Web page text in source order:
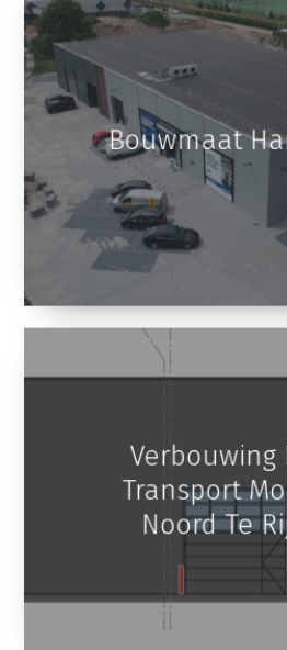
Bouwmaat
Verbouwing
Transport
Noord Te